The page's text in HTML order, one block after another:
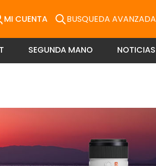
MI CUENTA BUSQUEDA AVANZADA
SEGUNDA MANO NOTICIAS